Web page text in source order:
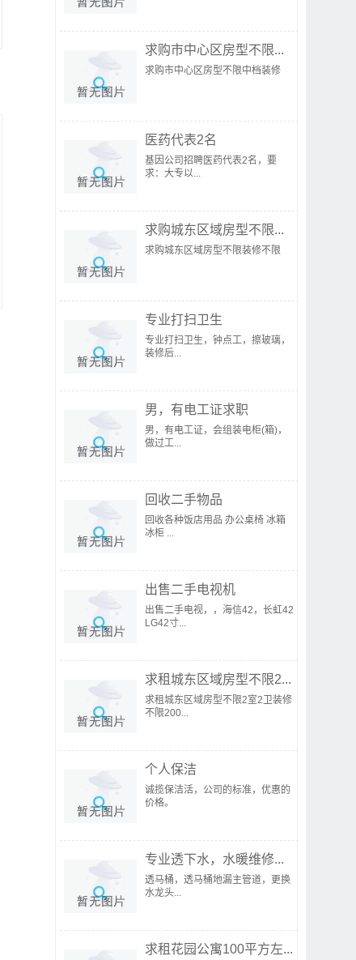
求购市中心区房型不限...
求购市中心区房型不限中档装修
医药代表2名
基因公司招聘医药代表2名，要
求：大专以...
求购城东区域房型不限...
求购城东区域房型不限装修不限
专业打扫卫生
专业打扫卫生，钟点工，擦玻璃，
装修后...
男，有电工证求职
男，有电工证，会组装电柜(箱)，
做过工...
回收二手物品
回收各种饭店用品 办公桌椅 冰箱
冰柜 ...
出售二手电视机
出售二手电视，，海信42，长虹42
LG42寸...
求租城东区域房型不限2...
求租城东区域房型不限2室2卫装修
不限200...
个人保洁
诚揽保洁活，公司的标准，优惠的
价格。
专业透下水，水暖维修...
透马桶，透马桶地漏主管道，更换
水龙头...
求租花园公寓100平方左...